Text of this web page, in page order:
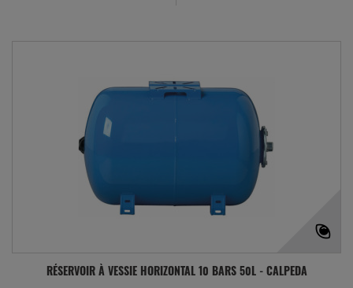
RÉSERVOIR À VESSIE HORIZONTAL 10 BARS 50L - CALPEDA